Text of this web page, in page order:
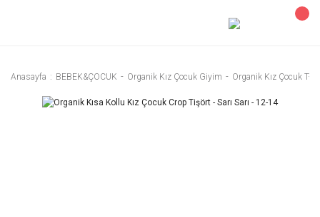
Anasayfa BEBEK&ÇOCUK Organik Kız Çocuk Giyim Organik Kız Çocuk T-